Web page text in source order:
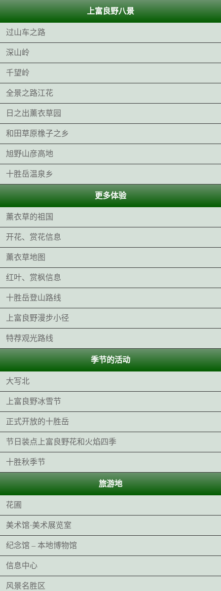
上富良野八景
过山车之路
深山岭
千望岭
全景之路江花
日之出薰衣草园
和田草原橡子之乡
旭野山彦高地
十胜岳温泉乡
更多体验
薰衣草的祖国
开花、赏花信息
薰衣草地图
红叶、赏枫信息
十胜岳登山路线
上富良野漫步小径
特荐观光路线
季节的活动
大写北
上富良野冰雪节
正式开放的十胜岳
节日装点上富良野花和火焰四季
十胜秋季节
旅游地
花圃
美术馆·美术展览室
纪念馆 – 本地博物馆
信息中心
风景名胜区